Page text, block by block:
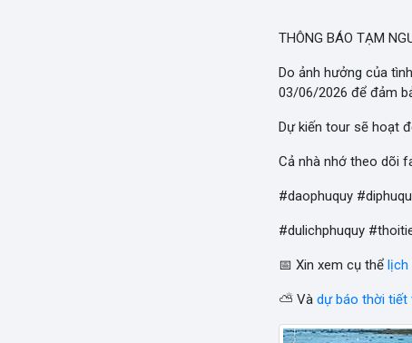
THÔNG BÁO TẠM
Do ảnh hưởng của
03/06/2026 để đảm
Dự kiến tour sẽ hoạt
Cả nhà nhớ theo dõi
#daophuquy
#dulichphuquy
📅 Xin xem cụ thể lịch
⛅ Và dự báo thời